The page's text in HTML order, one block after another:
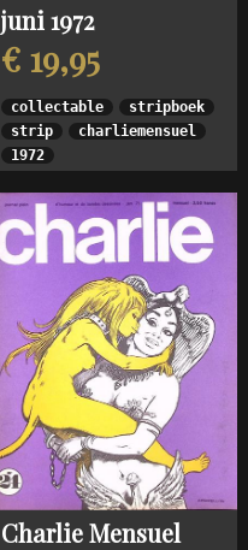
juni 1972
€ 19,95
collectable
stripboek
strip
charliemensuel
1972
Charlie Mensuel